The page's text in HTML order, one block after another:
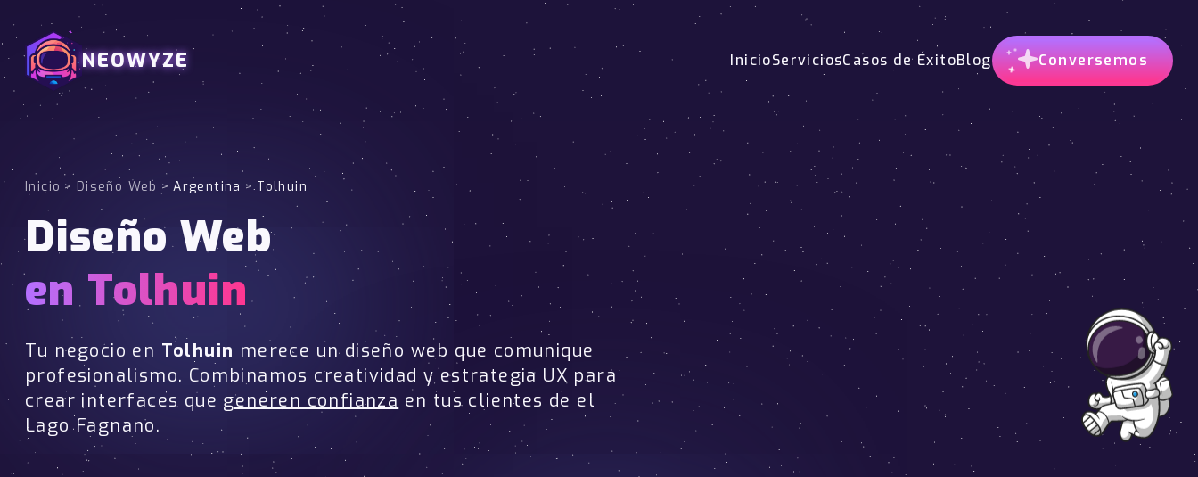
NEOWYZE InicioServiciosCasos de ÉxitoBlog Conversemos
Inicio > Diseño Web > Argentina > Tolhuin
Diseño Web
en Tolhuin
Tu negocio en Tolhuin merece un diseño web que comunique
profesionalismo. Combinamos creatividad y estrategia UX para
crear interfaces que generen confianza en tus clientes de el
Lago Fagnano.